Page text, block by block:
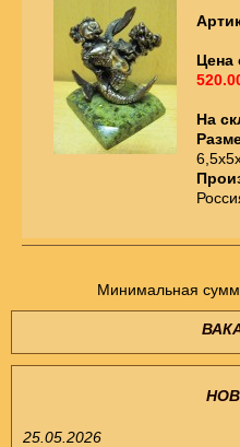
Цена
На
Минимальная
25.05.2026